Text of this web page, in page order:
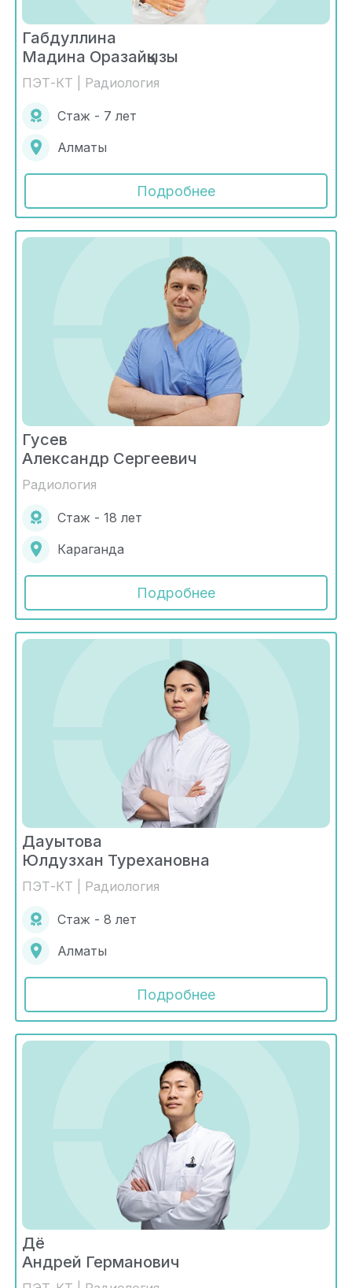
Габдуллина
Мадина Оразайқызы
ПЭТ-КТ | Радиология
Стаж - 7 лет
Алматы
Подробнее
Гусев
Александр Сергеевич
Радиология
Стаж - 18 лет
Караганда
Подробнее
Дауытова
Юлдузхан Турехановна
ПЭТ-КТ | Радиология
Стаж - 8 лет
Алматы
Подробнее
Дё
Андрей Германович